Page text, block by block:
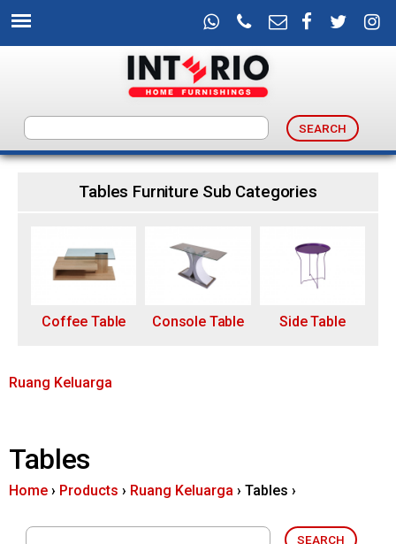
to
main
content
n
o
Tables Furniture Sub Categories
Coffee Table Console Table Side Table
here
Ruang Keluarga
Tables
Home › Products › Ruang Keluarga › Tables ›